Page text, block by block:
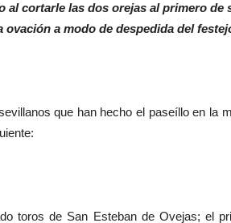
al cortarle las dos orejas al primero de
a modo de despedida del
que han hecho el paseíllo en la
toros de San Esteban de Ovejas; el